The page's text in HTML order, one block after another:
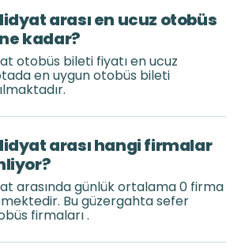
arası en ucuz otobüs
kadar?
otobüs bileti fiyatı en ucuz
en uygun otobüs bileti
arası hangi firmalar
arasında günlük ortalama 0 firma
Bu güzergahta sefer
firmaları .